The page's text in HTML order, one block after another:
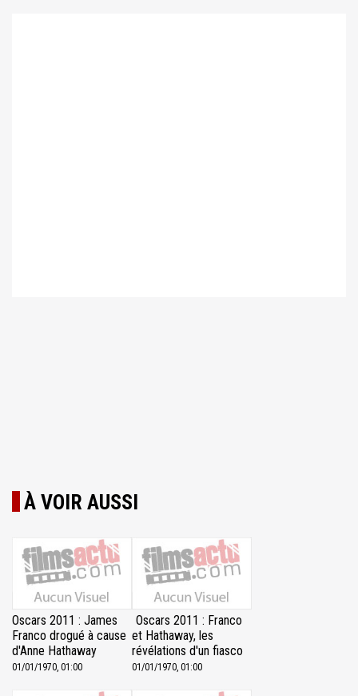
À VOIR AUSSI
Oscars 2011 : James
Franco drogué à cause
d'Anne Hathaway
01/01/1970, 01:00
Oscars 2011 : Franco
et Hathaway, les
révélations d'un fiasco
01/01/1970, 01:00